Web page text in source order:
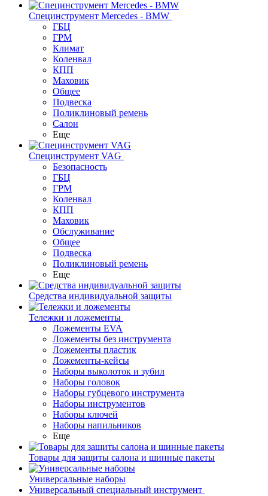
Специнструмент Mercedes - BMW
ГБЦ
ГРМ
Климат
Коленвал
КПП
Маховик
Общее
Подвеска
Поликлиновый ремень
Салон
Еще
Специнструмент VAG
Безопасность
ГБЦ
ГРМ
Коленвал
КПП
Маховик
Обслуживание
Общее
Подвеска
Поликлиновый ремень
Еще
Средства индивидуальной защиты
Тележки и ложементы
Ложементы EVA
Ложементы без инструмента
Ложементы пластик
Ложементы-кейсы
Наборы выколоток и зубил
Наборы головок
Наборы губцевого инструмента
Наборы инструментов
Наборы ключей
Наборы напильников
Еще
Товары для защиты салона и шинные пакеты
Универсальные наборы
Универсальный специальный инструмент